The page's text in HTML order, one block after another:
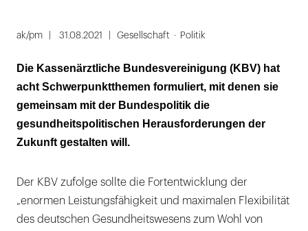
ak/pm 31.08.2021 Gesellschaft Politik
Die Kassenärztliche Bundesvereinigung (KBV) hat
acht Schwerpunktthemen formuliert, mit denen sie
gemeinsam mit der Bundespolitik die
gesundheitspolitischen Herausforderungen der
Zukunft gestalten will.
Der KBV zufolge sollte die Fortentwicklung der
„enormen Leistungsfähigkeit und maximalen Flexibilität
des deutschen Gesundheitswesens zum Wohl von